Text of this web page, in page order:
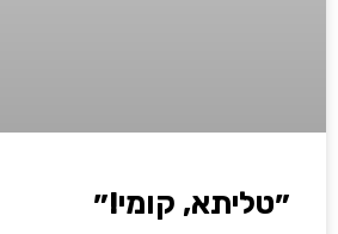
״טליתא, קומי!״